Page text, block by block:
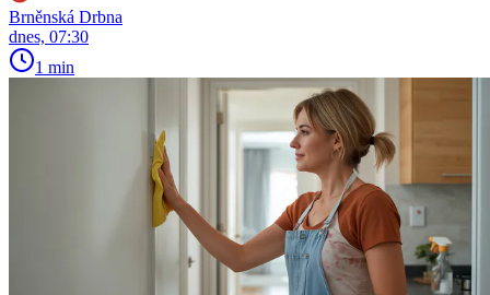
Brněnská Drbna
dnes, 07:30
1 min